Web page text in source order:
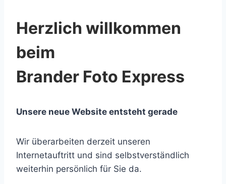
Herzlich willkommen
beim
Brander Foto Express
Unsere neue Website entsteht gerade
Wir überarbeiten derzeit unseren
Internetauftritt und sind selbstverständlich
weiterhin persönlich für Sie da.